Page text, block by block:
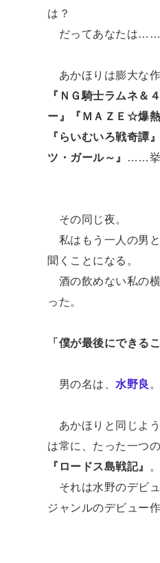
は？
だってあなたは……
あかほりは膨大な作
『ＮＧ騎士ラムネ＆
ー』『ＭＡＺＥ☆爆
『らいむいろ戦奇
ツ・ガール～』
……挙
その同じ夜。
私はもう一人の男
聞くことになる。
酒の飲めない私の
った。
「僕が最後にできる
男の名は、 水野良 。
あかほりと同じよ
は常に、たった一つ
『ロードス島戦記』
。
それは水野のデビ
ジャンルのデビュー